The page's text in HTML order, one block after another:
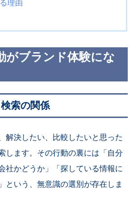
理由
がブランド体験にな
索の関係
解決したい、比較したいと思った
します。その行動の裏には「自分
社かどうか」「探している情報に
という、無意識の選別が存在しま